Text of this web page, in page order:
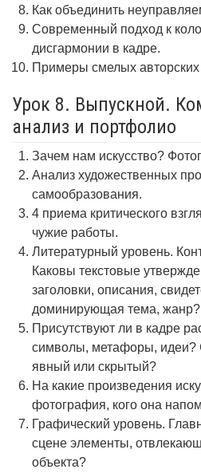
Как объединить
Современный подход к
дисгармонии в кадре.
Примеры смелых
Урок 8. Выпускной.
анализ и портфолио
Зачем нам искусство?
Анализ художественных
самообразования.
4 приема критического
чужие работы.
Литературный уровень.
Каковы текстовые
заголовки, описания,
доминирующая тема, жанр?
Присутствуют ли в кадре
символы, метафоры,
явный или скрытый?
На какие произведения
фотография, кого она
Графический уровень.
сцене элементы,
объекта?